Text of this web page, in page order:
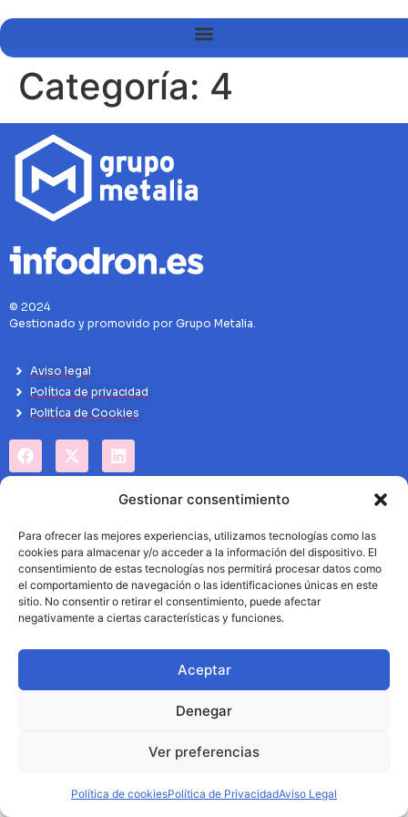
Gestionar consentimiento
Para ofrecer las mejores experiencias, utilizamos tecnologías como las
cookies para almacenar y/o acceder a la información del dispositivo. El
consentimiento de estas tecnologías nos permitirá procesar datos como
el comportamiento de navegación o las identificaciones únicas en este
sitio. No consentir o retirar el consentimiento, puede afectar
negativamente a ciertas características y funciones.
Aceptar
Denegar
Ver preferencias
Política de cookiesPolítica de PrivacidadAviso Legal
Categoría: 4
© 2024
Gestionado y promovido por Grupo Metalia.
Aviso legal
Política de privacidad
Politíca de Cookies